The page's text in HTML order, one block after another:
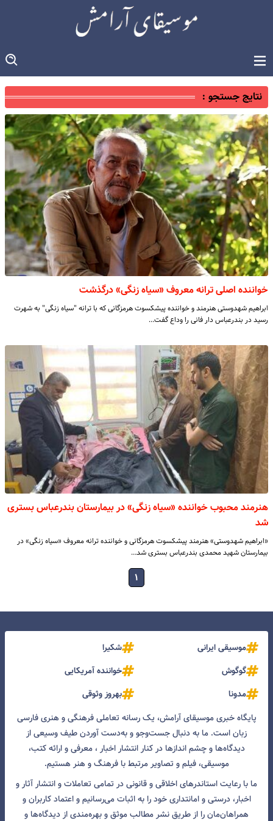
نتایج جستجو :
خواننده اصلی ترانه معروف «سیاه زنگی» درگذشت
ابراهیم شهدوستی هنرمند و خواننده پیشکسوت هرمزگانی که با ترانه "سیاه زنگی" به شهرت
رسید در بندرعباس دار فانی را وداع گفت…
هنرمند محبوب خواننده «سیاه زنگی» در بیمارستان بندرعباس بستری
شد
«ابراهیم شهدوستی» هنرمند پیشکسوت هرمزگانی و خواننده ترانه معروف «سیاه زنگی» در
بیمارستان شهید محمدی بندرعباس بستری شد…
۱
موسیقی ایرانی
شکیرا
گوگوش
خواننده آمریکایی
مدونا
بهروز وثوقی
پایگاه خبری موسیقای آرامش، یک رسانه تعاملی فرهنگی و هنری فارسی
زبان است. ما به دنبال جست‌و‌جو و به‌دست آوردن طیف وسیعی از
دیدگاه‌ها و چشم انداز‌ها در کنار انتشار اخبار ، معرفی و ارائه کتب،
موسیقی، فیلم و تصاویر مرتبط با فرهنگ و هنر هستیم.
ما با رعایت استاندرهای اخلاقی و قانونی در تمامی تعاملات و انتشار آثار و
اخبار، درستی و امانتداری خود را به اثبات می‌رسانیم و اعتماد کاربران و
همراهان‌مان را از طریق نشر مطالب موثق و بهره‌مندی از دیدگاه‌ها و